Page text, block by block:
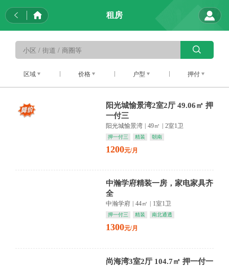
租房
区域 价格 户型 押付
阳光城愉景湾2室2厅 49.06㎡ 押
一付三
阳光城愉景湾 49㎡ 2室1卫
押一付三 精装 朝南
1200元/月
中瀚学府精装一房，家电家具齐
全
中瀚学府 44㎡ 1室1卫
押一付三 精装 南北通透
1300元/月
尚海湾3室2厅 104.7㎡ 押一付一